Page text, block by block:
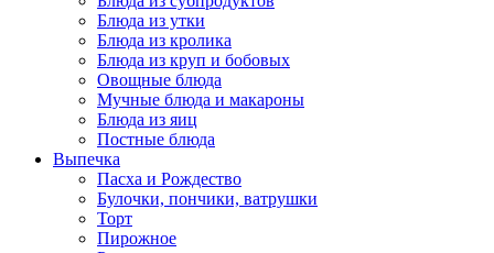
Блюда из утки
Блюда из кролика
Блюда из круп и бобовых
Овощные блюда
Мучные блюда и макароны
Блюда из яиц
Постные блюда
Выпечка
Пасха и Рождество
Булочки, пончики, ватрушки
Торт
Пирожное